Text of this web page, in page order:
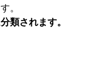
。
類されます。